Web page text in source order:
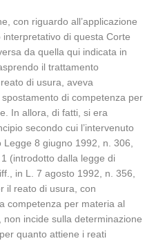
con riguardo all’applicazione
interpretativo di questa Corte
da quella qui indicata in
il trattamento
di usura, aveva
di competenza per
In allora, di fatti, si era
secondo cui l’intervenuto
8 giugno 1992, n. 306,
(introdotto dalla legge di
in L. 7 agosto 1992, n. 356,
il reato di usura, con
competenza per materia al
non incide sulla determinazione
quanto attiene i reati